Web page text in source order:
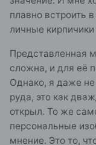
плавно встроить
личные
Представленная
сложна, и для её
Однако, я даже
руда, это как
открыл. То же
персональные
мнение. Это то,